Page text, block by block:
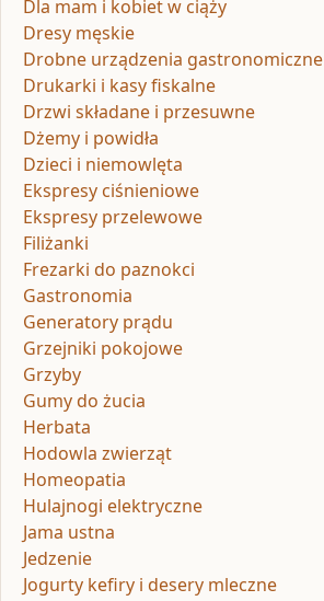
Dla mam i kobiet w ciąży
Dresy męskie
Drobne urządzenia gastronomiczne
Drukarki i kasy fiskalne
Drzwi składane i przesuwne
Dżemy i powidła
Dzieci i niemowlęta
Ekspresy ciśnieniowe
Ekspresy przelewowe
Filiżanki
Frezarki do paznokci
Gastronomia
Generatory prądu
Grzejniki pokojowe
Grzyby
Gumy do żucia
Herbata
Hodowla zwierząt
Homeopatia
Hulajnogi elektryczne
Jama ustna
Jedzenie
Jogurty kefiry i desery mleczne